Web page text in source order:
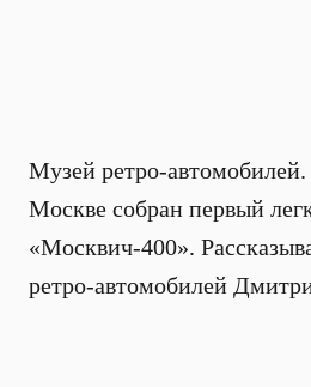
Музей ретро-автомобилей.
Москве собран первый
«Москвич-400».
ретро-автомобилей